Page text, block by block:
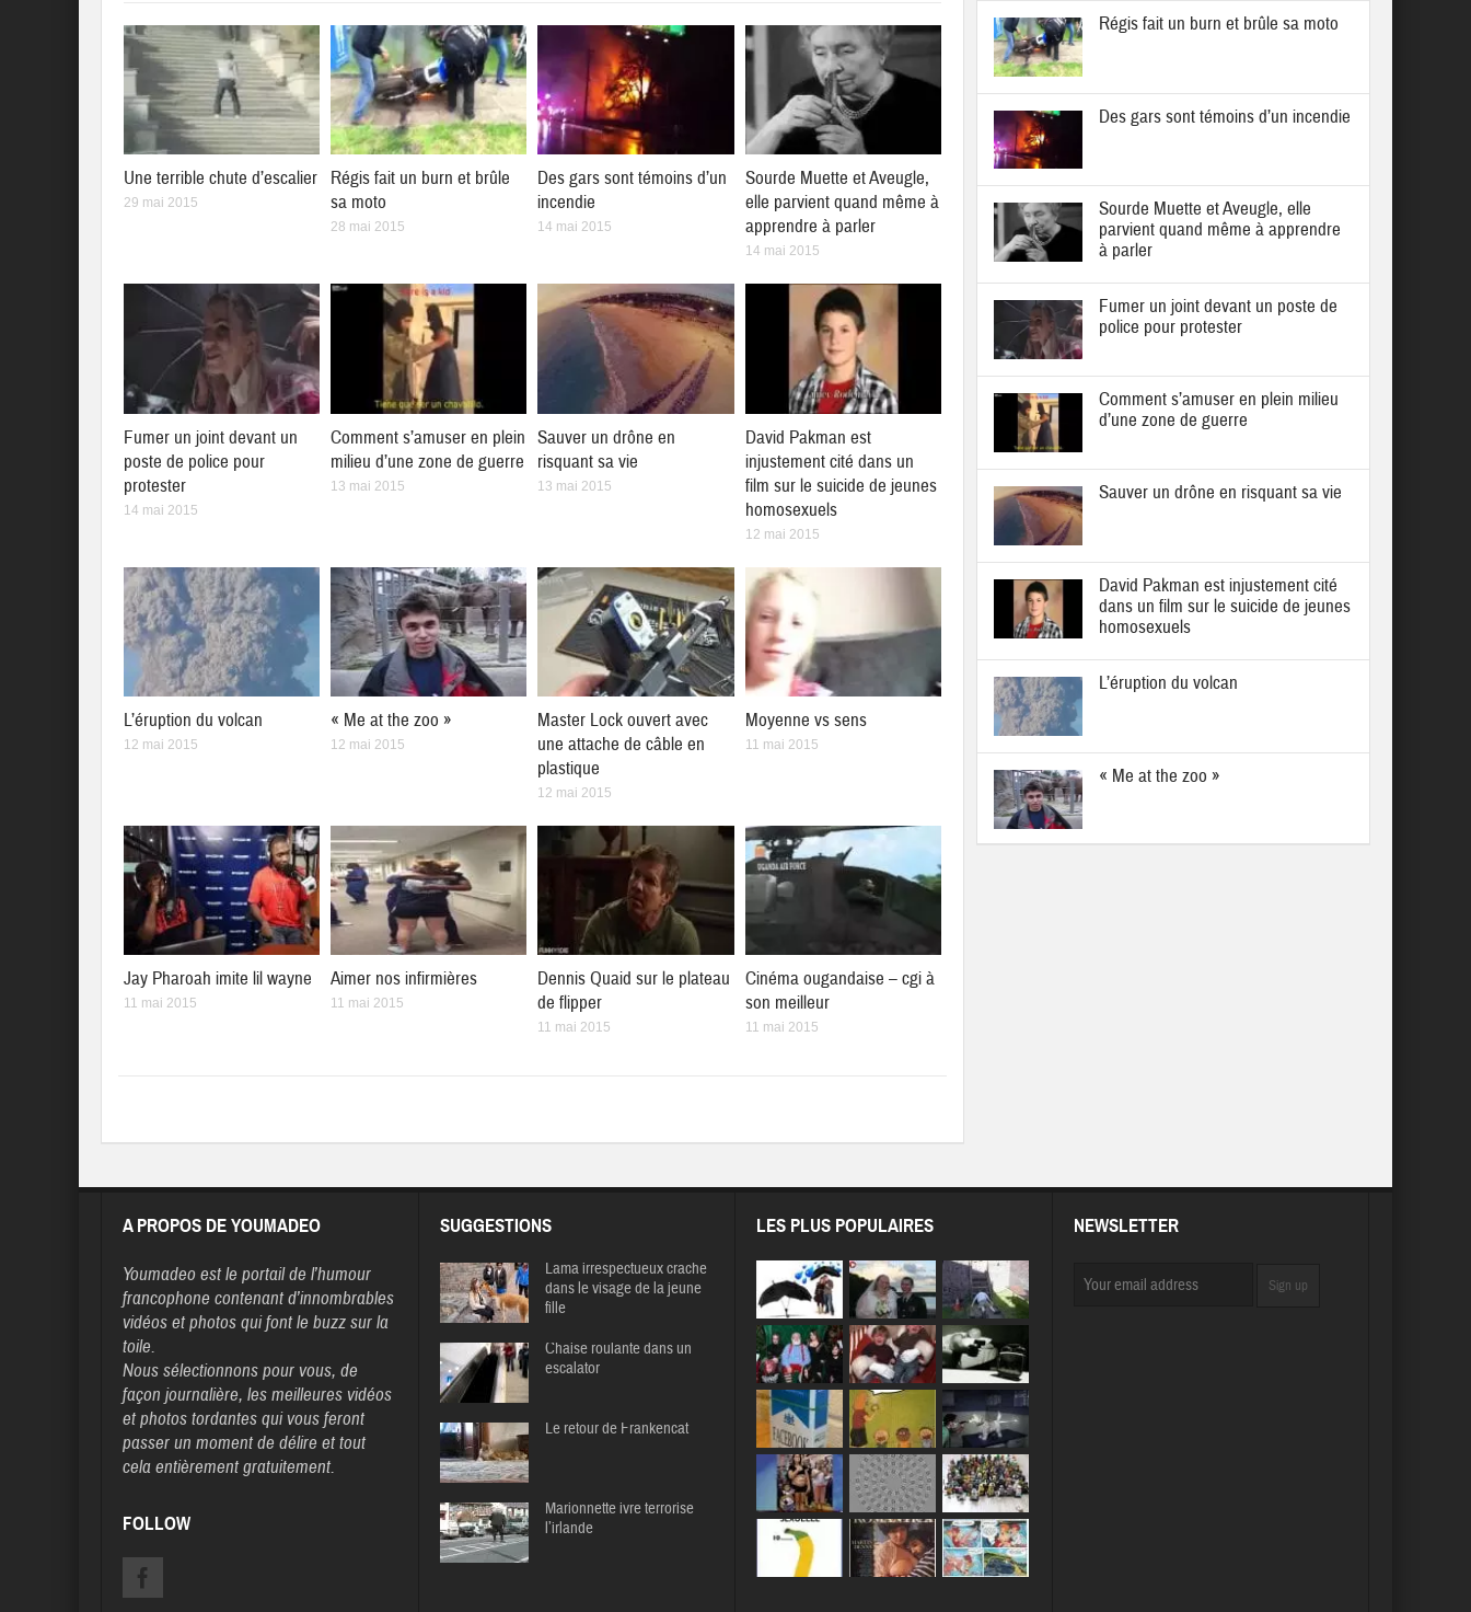
Une terrible chute d’escalier
29 mai 2015
Régis fait un burn et brûle
sa moto
28 mai 2015
Des gars sont témoins d’un
incendie
14 mai 2015
Sourde Muette et Aveugle,
elle parvient quand même à
apprendre à parler
14 mai 2015
Fumer un joint devant un
poste de police pour
protester
14 mai 2015
Comment s’amuser en plein
milieu d’une zone de guerre
13 mai 2015
Sauver un drône en
risquant sa vie
13 mai 2015
David Pakman est
injustement cité dans un
film sur le suicide de jeunes
homosexuels
12 mai 2015
L’éruption du volcan
12 mai 2015
« Me at the zoo »
12 mai 2015
Master Lock ouvert avec
une attache de câble en
plastique
12 mai 2015
Moyenne vs sens
11 mai 2015
Jay Pharoah imite lil wayne
11 mai 2015
Aimer nos infirmières
11 mai 2015
Dennis Quaid sur le plateau
de flipper
11 mai 2015
Cinéma ougandaise – cgi à
son meilleur
11 mai 2015
Régis fait un burn et brûle sa moto
Des gars sont témoins d’un incendie
Sourde Muette et Aveugle, elle
parvient quand même à apprendre
à parler
Fumer un joint devant un poste de
police pour protester
Comment s’amuser en plein milieu
d’une zone de guerre
Sauver un drône en risquant sa vie
David Pakman est injustement cité
dans un film sur le suicide de jeunes
homosexuels
L’éruption du volcan
« Me at the zoo »
A PROPOS DE YOUMADEO
Youmadeo est le portail de l’humour
francophone contenant d’innombrables
vidéos et photos qui font le buzz sur la
toile.
Nous sélectionnons pour vous, de
façon journalière, les meilleures vidéos
et photos tordantes qui vous feront
passer un moment de délire et tout
cela entièrement gratuitement.
FOLLOW
SUGGESTIONS
Lama irrespectueux crache
dans le visage de la jeune
fille
Chaise roulante dans un
escalator
Le retour de Frankencat
Marionnette ivre terrorise
l’irlande
LES PLUS POPULAIRES NEWSLETTER